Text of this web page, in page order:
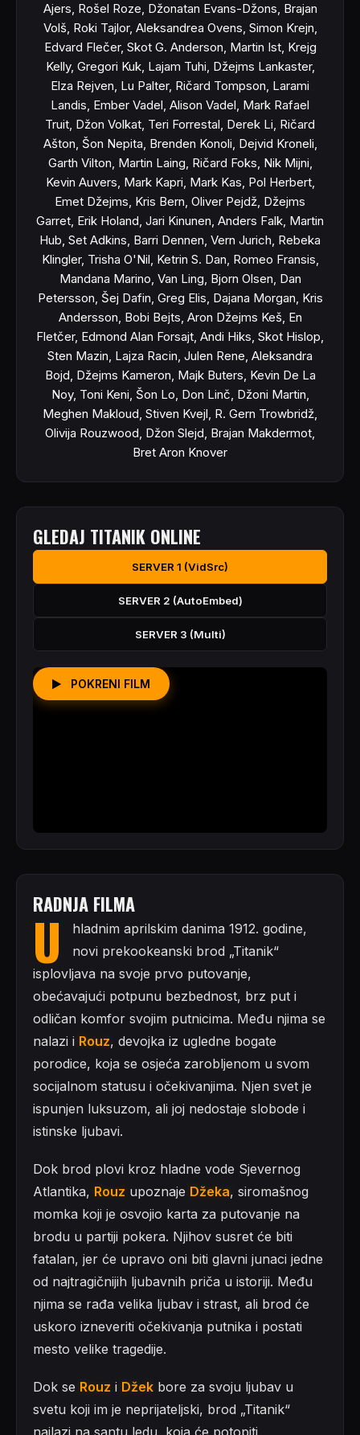
Ajers, Rošel Roze, Džonatan Evans-Džons, Brajan
Volš, Roki Tajlor, Aleksandrea Ovens, Simon Krejn,
Edvard Flečer, Skot G. Anderson, Martin Ist, Krejg
Kelly, Gregori Kuk, Lajam Tuhi, Džejms Lankaster,
Elza Rejven, Lu Palter, Ričard Tompson, Larami
Landis, Ember Vadel, Alison Vadel, Mark Rafael
Truit, Džon Volkat, Teri Forrestal, Derek Li, Ričard
Ašton, Šon Nepita, Brenden Konoli, Dejvid Kroneli,
Garth Vilton, Martin Laing, Ričard Foks, Nik Mijni,
Kevin Auvers, Mark Kapri, Mark Kas, Pol Herbert,
Emet Džejms, Kris Bern, Oliver Pejdž, Džejms
Garret, Erik Holand, Jari Kinunen, Anders Falk, Martin
Hub, Set Adkins, Barri Dennen, Vern Jurich, Rebeka
Klingler, Trisha O'Nil, Ketrin S. Dan, Romeo Fransis,
Mandana Marino, Van Ling, Bjorn Olsen, Dan
Petersson, Šej Dafin, Greg Elis, Dajana Morgan, Kris
Andersson, Bobi Bejts, Aron Džejms Keš, En
Fletčer, Edmond Alan Forsajt, Andi Hiks, Skot Hislop,
Sten Mazin, Lajza Racin, Julen Rene, Aleksandra
Bojd, Džejms Kameron, Majk Buters, Kevin De La
Noy, Toni Keni, Šon Lo, Don Linč, Džoni Martin,
Meghen Makloud, Stiven Kvejl, R. Gern Trowbridž,
Olivija Rouzwood, Džon Slejd, Brajan Makdermot,
Bret Aron Knover
GLEDAJ TITANIK ONLINE
SERVER 1 (VidSrc)
SERVER 2 (AutoEmbed)
SERVER 3 (Multi)
POKRENI FILM
RADNJA FILMA
U
hladnim aprilskim danima 1912. godine,
novi prekookeanski brod „Titanik“
isplovljava na svoje prvo putovanje,
obećavajući potpunu bezbednost, brz put i
odličan komfor svojim putnicima. Među njima se
nalazi i Rouz, devojka iz ugledne bogate
porodice, koja se osjeća zarobljenom u svom
socijalnom statusu i očekivanjima. Njen svet je
ispunjen luksuzom, ali joj nedostaje slobode i
istinske ljubavi.
Dok brod plovi kroz hladne vode Sjevernog
Atlantika, Rouz upoznaje Džeka, siromašnog
momka koji je osvojio karta za putovanje na
brodu u partiji pokera. Njihov susret će biti
fatalan, jer će upravo oni biti glavni junaci jedne
od najtragičnijih ljubavnih priča u istoriji. Među
njima se rađa velika ljubav i strast, ali brod će
uskoro izneveriti očekivanja putnika i postati
mesto velike tragedije.
Dok se Rouz i Džek bore za svoju ljubav u
svetu koji im je neprijateljski, brod „Titanik“